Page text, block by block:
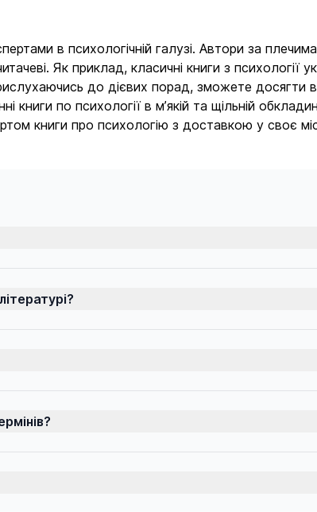
в психологічній галузі. Автори за
Як приклад, класичні книги з психології
до дієвих порад, зможете досягти
по психології в м’якій та щільній
книги про психологію з доставкою у своє